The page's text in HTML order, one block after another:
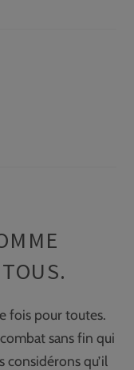
fois pour toutes.
sans fin qui
considérons qu’il